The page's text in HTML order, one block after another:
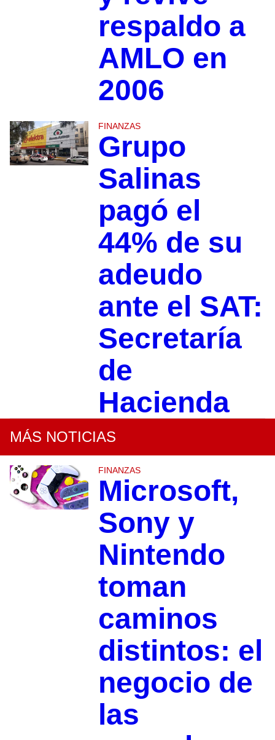
respaldo a
AMLO en
2006
FINANZAS
Grupo
Salinas
pagó el
44% de su
adeudo
ante el SAT:
Secretaría
de
Hacienda
MÁS NOTICIAS
FINANZAS
Microsoft,
Sony y
Nintendo
toman
caminos
distintos: el
negocio de
las